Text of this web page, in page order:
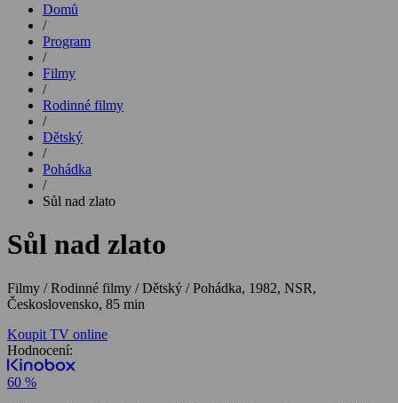
Domů
/
Program
/
Filmy
/
Rodinné filmy
/
Dětský
/
Pohádka
/
Sůl nad zlato
Sůl nad zlato
Filmy / Rodinné filmy / Dětský / Pohádka, 1982, NSR,
Československo, 85 min
Koupit TV online
Hodnocení:
60 %